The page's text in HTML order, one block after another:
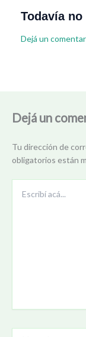
Todavía
Dejá un
Dejá un
Tu dirección de
obligatorios están
acá...